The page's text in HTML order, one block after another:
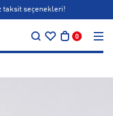
taksit seçenekleri!
0